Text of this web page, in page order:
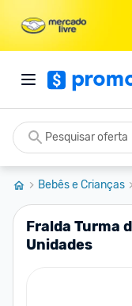
Bebês e Crianças
Fralda Turma
Unidades